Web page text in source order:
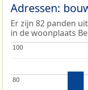
Adressen:
Er zijn 82 panden
in de woonplaats
80
80
100
100